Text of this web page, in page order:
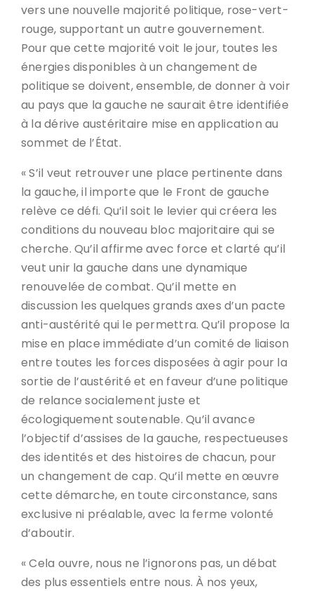
vers une nouvelle majorité politique, rose-vert-
rouge, supportant un autre gouvernement.
Pour que cette majorité voit le jour, toutes les
énergies disponibles à un changement de
politique se doivent, ensemble, de donner à voir
au pays que la gauche ne saurait être identifiée
à la dérive austéritaire mise en application au
sommet de l’État.
« S’il veut retrouver une place pertinente dans
la gauche, il importe que le Front de gauche
relève ce défi. Qu’il soit le levier qui créera les
conditions du nouveau bloc majoritaire qui se
cherche. Qu’il affirme avec force et clarté qu’il
veut unir la gauche dans une dynamique
renouvelée de combat. Qu’il mette en
discussion les quelques grands axes d’un pacte
anti-austérité qui le permettra. Qu’il propose la
mise en place immédiate d’un comité de liaison
entre toutes les forces disposées à agir pour la
sortie de l’austérité et en faveur d’une politique
de relance socialement juste et
écologiquement soutenable. Qu’il avance
l’objectif d’assises de la gauche, respectueuses
des identités et des histoires de chacun, pour
un changement de cap. Qu’il mette en œuvre
cette démarche, en toute circonstance, sans
exclusive ni préalable, avec la ferme volonté
d’aboutir.
« Cela ouvre, nous ne l’ignorons pas, un débat
des plus essentiels entre nous. À nos yeux,